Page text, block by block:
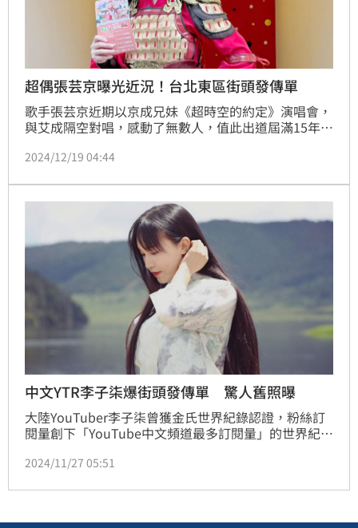
超偶張芸京曝光近況！台北東區街頭發傳單
歌手張芸京近期以京成兄妹《超時空的約定》演唱會，
與艾成隔空對唱，感動了無數人，值此出道屆滿15年之
席「聖誕好事多 好家在耶穌」園遊會，今（19）日她
望本周六大家一起來園遊會過冬至吃湯圓，並一起預先
慶祝聖誕節。
2024/12/19 04:44
中文YTR李子柒爆街頭發傳單 驚人舊照曝
大陸YouTuber李子柒曾獲金氏世界紀錄認證，粉絲訂
閱量創下「YouTube中文頻道最多訂閱量」的世界紀
隔了3年李子柒先後在微博跟YouTube上傳新片，24小
多年前打工舊照，當時她化濃妝、身穿白色蕾絲裙、黑
2024/11/27 05:51